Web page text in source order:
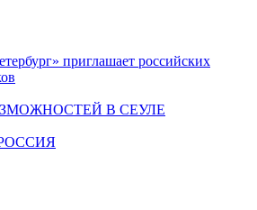
приглашает российских
В СЕУЛЕ